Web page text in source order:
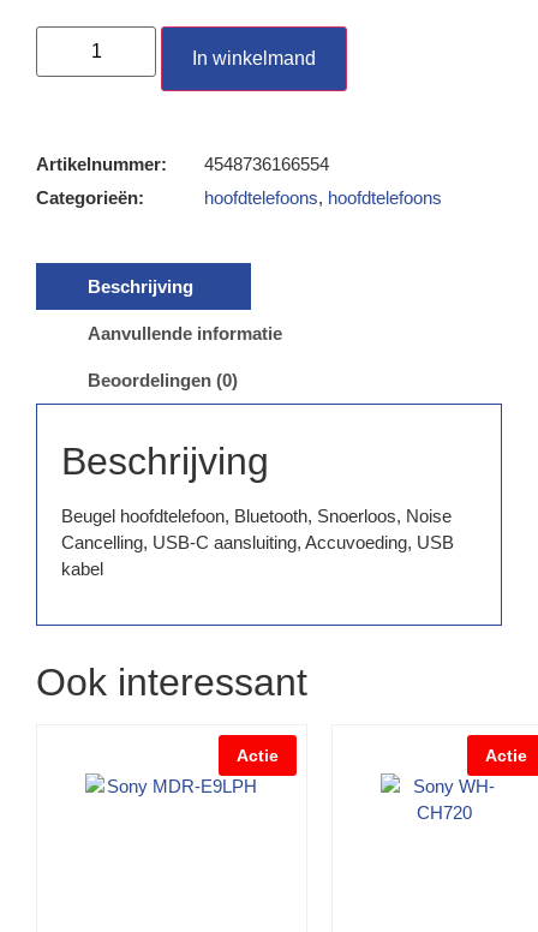
In winkelmand
Artikelnummer:
4548736166554
Categorieën:
hoofdtelefoons, hoofdtelefoons
Beschrijving
Aanvullende informatie
Beoordelingen (0)
Beschrijving
Beugel hoofdtelefoon, Bluetooth, Snoerloos, Noise
Cancelling, USB-C aansluiting, Accuvoeding, USB
kabel
Ook interessant
Actie Actie